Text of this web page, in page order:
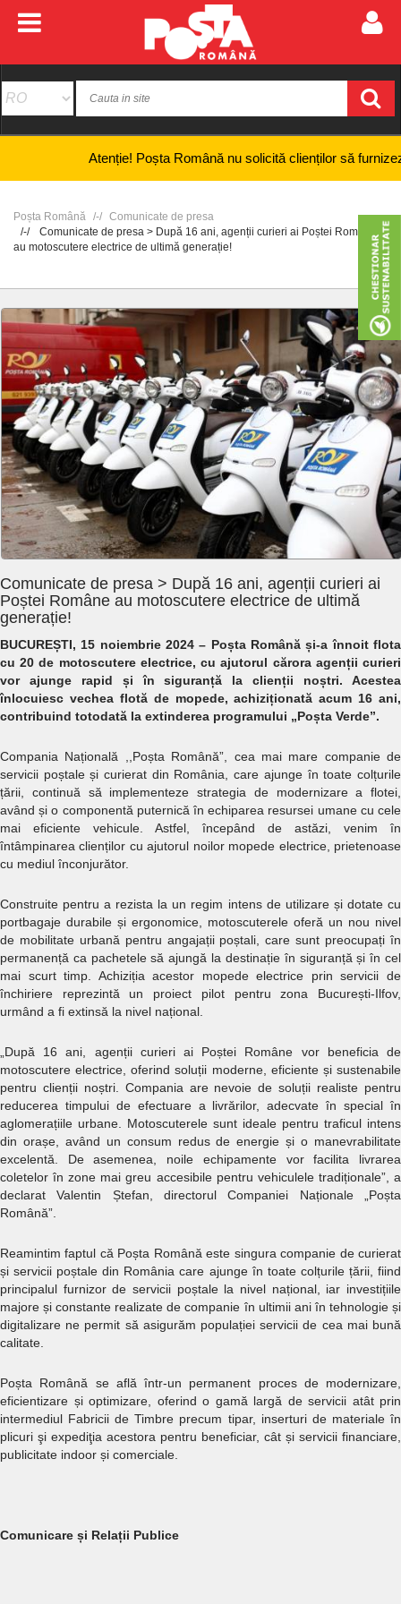
Atenție! Poșta Română nu solicită clienților să furnizeze
Poșta Română
Comunicate de presa
Comunicate de presa > După 16 ani, agenții curieri ai Poștei Române
au motoscutere electrice de ultimă generație!
Comunicate de presa > După 16 ani, agenții curieri ai
Poștei Române au motoscutere electrice de ultimă
generație!
BUCUREȘTI, 15 noiembrie 2024 – Poșta Română și-a înnoit flota
cu 20 de motoscutere electrice, cu ajutorul cărora agenții curieri
vor ajunge rapid și în siguranță la clienții noștri. Acestea
înlocuiesc vechea flotă de mopede, achiziționată acum 16 ani,
contribuind totodată la extinderea programului „Poșta Verde”.
Compania Națională ,,Poșta Română”, cea mai mare companie de
servicii poștale și curierat din România, care ajunge în toate colțurile
țării, continuă să implementeze strategia de modernizare a flotei,
având și o componentă puternică în echiparea resursei umane cu cele
mai eficiente vehicule. Astfel, începând de astăzi, venim în
întâmpinarea clienților cu ajutorul noilor mopede electrice, prietenoase
cu mediul înconjurător.
Construite pentru a rezista la un regim intens de utilizare și dotate cu
portbagaje durabile și ergonomice, motoscuterele oferă un nou nivel
de mobilitate urbană pentru angajații poștali, care sunt preocupați în
permanență ca pachetele să ajungă la destinație în siguranță și în cel
mai scurt timp. Achiziția acestor mopede electrice prin servicii de
închiriere reprezintă un proiect pilot pentru zona București-Ilfov,
urmând a fi extinsă la nivel național.
„După 16 ani, agenții curieri ai Poștei Române vor beneficia de
motoscutere electrice, oferind soluții moderne, eficiente și sustenabile
pentru clienții noștri. Compania are nevoie de soluții realiste pentru
reducerea timpului de efectuare a livrărilor, adecvate în special în
aglomerațiile urbane. Motoscuterele sunt ideale pentru traficul intens
din orașe, având un consum redus de energie și o manevrabilitate
excelentă. De asemenea, noile echipamente vor facilita livrarea
coletelor în zone mai greu accesibile pentru vehiculele tradiționale”, a
declarat Valentin Ștefan, directorul Companiei Naționale „Poșta
Română”.
Reamintim faptul că Poșta Română este singura companie de curierat
și servicii poștale din România care ajunge în toate colțurile țării, fiind
principalul furnizor de servicii poștale la nivel național, iar investițiile
majore și constante realizate de companie în ultimii ani în tehnologie și
digitalizare ne permit să asigurăm populației servicii de cea mai bună
calitate.
Poșta Română se află într-un permanent proces de modernizare,
eficientizare și optimizare, oferind o gamă largă de servicii atât prin
intermediul Fabricii de Timbre precum tipar, inserturi de materiale în
plicuri şi expediţia acestora pentru beneficiar, cât și servicii financiare,
publicitate indoor și comerciale.
Comunicare și Relații Publice